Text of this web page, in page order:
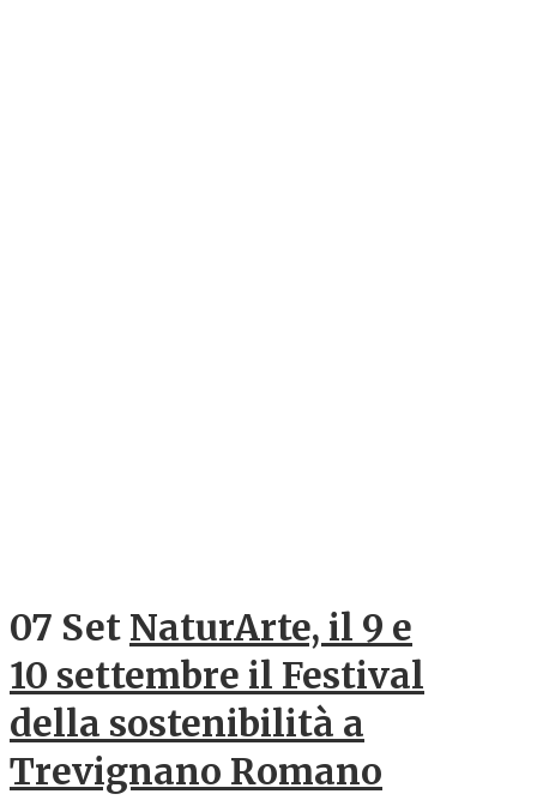
07 Set NaturArte, il 9 e
10 settembre il Festival
della sostenibilità a
Trevignano Romano